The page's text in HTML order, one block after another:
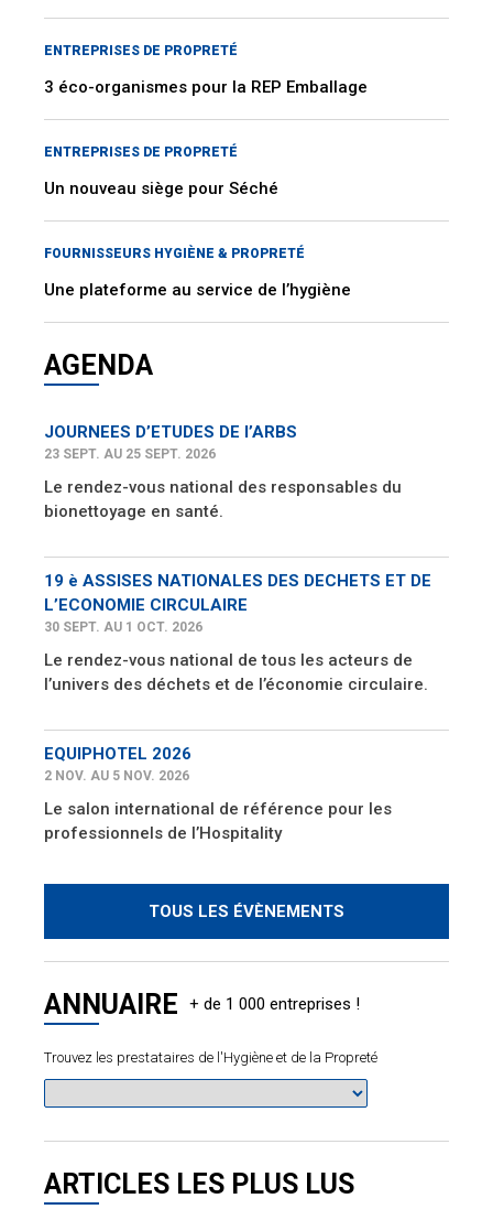
ENTREPRISES DE PROPRETÉ
3 éco-organismes pour la REP Emballage
ENTREPRISES DE PROPRETÉ
Un nouveau siège pour Séché
FOURNISSEURS HYGIÈNE & PROPRETÉ
Une plateforme au service de l’hygiène
AGENDA
JOURNEES D’ETUDES DE l’ARBS
23 SEPT. AU 25 SEPT. 2026
Le rendez-vous national des responsables du
bionettoyage en santé.
19 è ASSISES NATIONALES DES DECHETS ET DE
L’ECONOMIE CIRCULAIRE
30 SEPT. AU 1 OCT. 2026
Le rendez-vous national de tous les acteurs de
l’univers des déchets et de l’économie circulaire.
EQUIPHOTEL 2026
2 NOV. AU 5 NOV. 2026
Le salon international de référence pour les
professionnels de l’Hospitality
TOUS LES ÉVÈNEMENTS
ANNUAIRE
Trouvez les prestataires de l'Hygiène et de la Propreté
ARTICLES LES PLUS LUS